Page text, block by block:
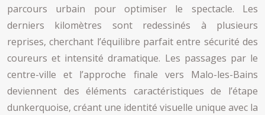
parcours urbain pour optimiser le spectacle. Les
derniers kilomètres sont redessinés à plusieurs
reprises, cherchant l’équilibre parfait entre sécurité des
coureurs et intensité dramatique. Les passages par le
centre-ville et l’approche finale vers Malo-les-Bains
deviennent des éléments caractéristiques de l’étape
dunkerquoise, créant une identité visuelle unique avec la